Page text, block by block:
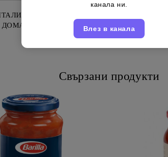
ДОМАТЕН СОК "LA
СТРАХОТЕН ЗА ДОБАВКА НА
Свързани продукти
канала ни.
Влез в канала